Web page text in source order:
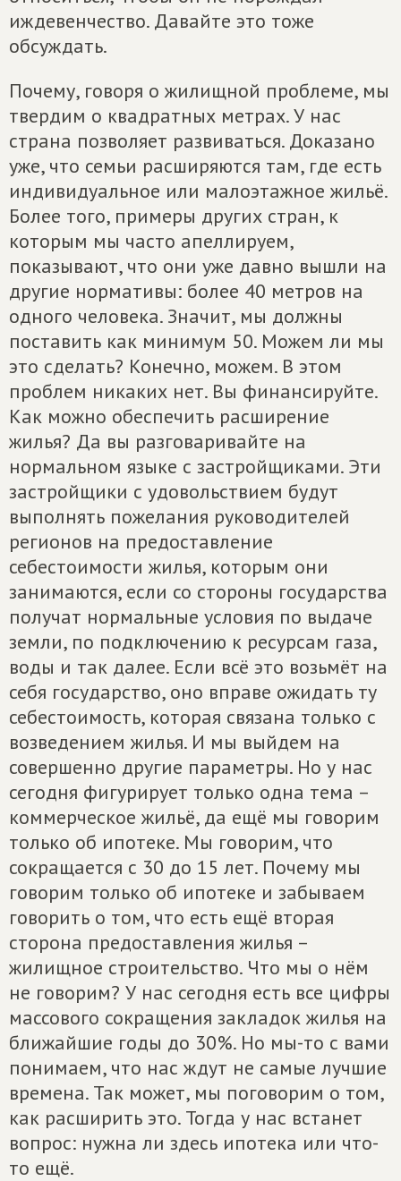
иждевенчество. Давайте это тоже
обсуждать.
Почему, говоря о жилищной проблеме, мы
твердим о квадратных метрах. У нас
страна позволяет развиваться. Доказано
уже, что семьи расширяются там, где есть
индивидуальное или малоэтажное жильё.
Более того, примеры других стран, к
которым мы часто апеллируем,
показывают, что они уже давно вышли на
другие нормативы: более 40 метров на
одного человека. Значит, мы должны
поставить как минимум 50. Можем ли мы
это сделать? Конечно, можем. В этом
проблем никаких нет. Вы финансируйте.
Как можно обеспечить расширение
жилья? Да вы разговаривайте на
нормальном языке с застройщиками. Эти
застройщики с удовольствием будут
выполнять пожелания руководителей
регионов на предоставление
себестоимости жилья, которым они
занимаются, если со стороны государства
получат нормальные условия по выдаче
земли, по подключению к ресурсам газа,
воды и так далее. Если всё это возьмёт на
себя государство, оно вправе ожидать ту
себестоимость, которая связана только с
возведением жилья. И мы выйдем на
совершенно другие параметры. Но у нас
сегодня фигурирует только одна тема –
коммерческое жильё, да ещё мы говорим
только об ипотеке. Мы говорим, что
сокращается с 30 до 15 лет. Почему мы
говорим только об ипотеке и забываем
говорить о том, что есть ещё вторая
сторона предоставления жилья –
жилищное строительство. Что мы о нём
не говорим? У нас сегодня есть все цифры
массового сокращения закладок жилья на
ближайшие годы до 30%. Но мы-то с вами
понимаем, что нас ждут не самые лучшие
времена. Так может, мы поговорим о том,
как расширить это. Тогда у нас встанет
вопрос: нужна ли здесь ипотека или что-
то ещё.